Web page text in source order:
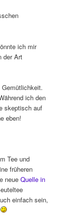
ich mir
der Art
ich den
skeptisch auf
eben!
Tee und
früheren
neueQuelle in
einfach sein,